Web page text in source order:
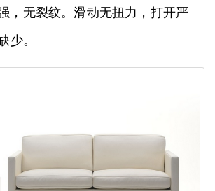
，无裂纹。滑动无扭力，打开严
少。